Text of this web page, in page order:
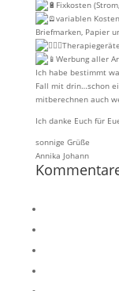
Fixkosten
variablen
Briefmarken, Papier
Werbung aller
Ich habe bestimmt
Fall mit drin…schon
mitberechnen auch
Ich danke Euch für
sonnige Grüße
Annika Johann